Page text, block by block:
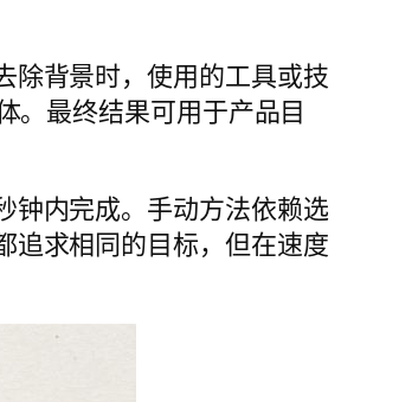
除背景时，使用的工具或技
。最终结果可用于产品目
钟内完成。手动方法依赖选
追求相同的目标，但在速度